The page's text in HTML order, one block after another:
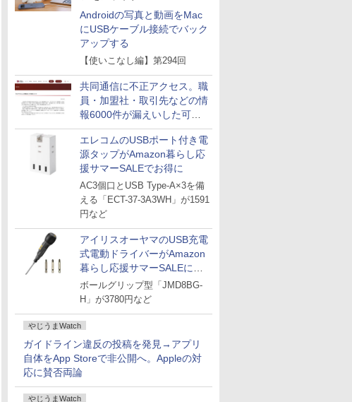
Androidの写真と動画をMac
にUSBケーブル接続でバック
アップする
【使いこなし編】第294回
共同通信に不正アクセス。職
員・加盟社・取引先などの情
報6000件が漏えいした可能
性
エレコムのUSBポート付き電
源タップがAmazon暮らし応
援サマーSALEでお得に
AC3個口とUSB Type-A×3を備
える「ECT-37-3A3WH」が1591
円など
アイリスオーヤマのUSB充電
式電動ドライバーがAmazon
暮らし応援サマーSALEに登
場
ボールグリップ型「JMD8BG-
H」が3780円など
やじうまWatch
ガイドライン違反の投稿を発見→アプリ
自体をApp Storeで非公開へ。Appleの対
応に賛否両論
やじうまWatch